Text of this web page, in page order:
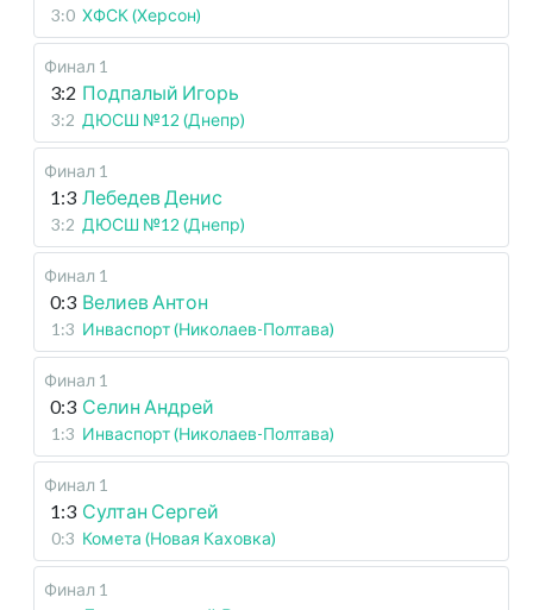
3:0 ХФСК (Херсон)
Финал 1
3:2 Подпалый Игорь
3:2 ДЮСШ №12 (Днепр)
Финал 1
1:3 Лебедев Денис
3:2 ДЮСШ №12 (Днепр)
Финал 1
0:3 Велиев Антон
1:3 Инваспорт (Николаев-Полтава)
Финал 1
0:3 Селин Андрей
1:3 Инваспорт (Николаев-Полтава)
Финал 1
1:3 Султан Сергей
0:3 Комета (Новая Каховка)
Финал 1